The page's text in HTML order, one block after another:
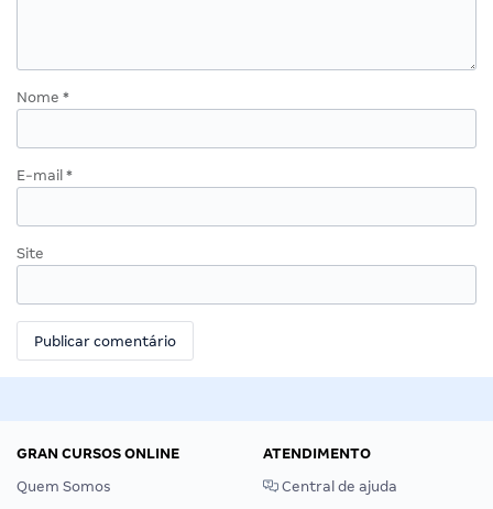
Nome *
E-mail *
Site
GRAN CURSOS ONLINE
Quem Somos
ATENDIMENTO
Central de ajuda